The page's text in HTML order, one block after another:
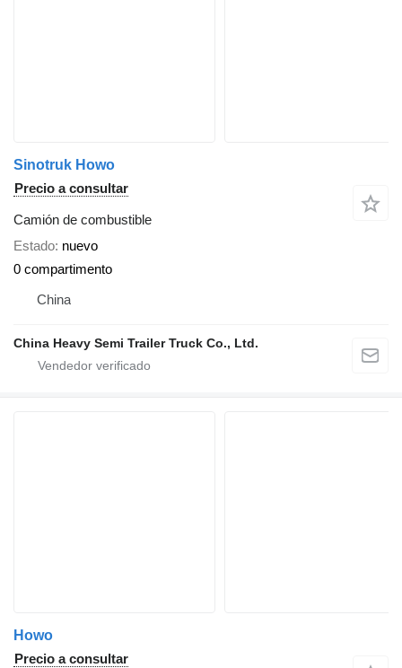
Sinotruk Howo
Precio a consultar
Camión de combustible
Estado nuevo
0 compartimento
China
China Heavy Semi Trailer Truck Co., Ltd.
Howo
Precio a consultar